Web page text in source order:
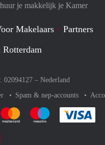
je makkelijk je Kamer
Makelaars
Partners
02094127 – Nederland
Spam & nep-accounts
rekent gemakkelijk af met Paypal
Je rekent gemakkelijk af met
Je rekent